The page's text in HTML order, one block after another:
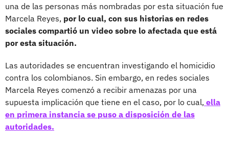
una de las personas más nombradas por esta situación fue
Marcela Reyes, por lo cual, con sus historias en redes
sociales compartió un video sobre lo afectada que está
por esta situación.
Las autoridades se encuentran investigando el homicidio
contra los colombianos. Sin embargo, en redes sociales
Marcela Reyes comenzó a recibir amenazas por una
supuesta implicación que tiene en el caso, por lo cual, ella
en primera instancia se puso a disposición de las
autoridades.